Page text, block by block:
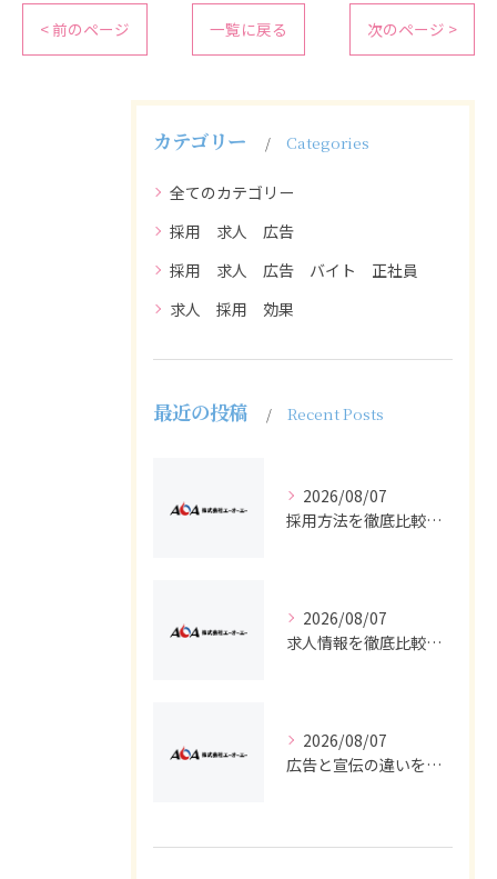
< 前のページ 一覧に戻る 次のページ >
カテゴリー Categories
全てのカテゴリー
採用 求人 広告
採用 求人 広告 バイト 正社員
求人 採用 効果
最近の投稿 Recent Posts
2026/08/07
採用方法を徹底比較求人広告でバイトと正社員の最適解を探る
2026/08/07
求人情報を徹底比較して正社員やバイトを効率よく見つける実践ガイド
2026/08/07
広告と宣伝の違いを押さえた採用求人戦略とバイト正社員獲得の実務ポイント